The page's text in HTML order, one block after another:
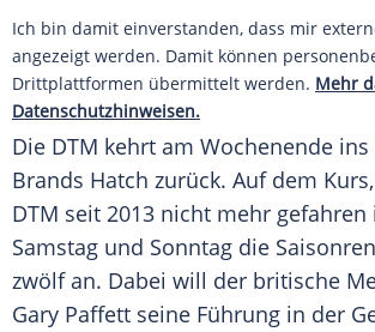
Ich bin damit einverstanden, dass mir
angezeigt werden. Damit können
Drittplattformen übermittelt werden. Mehr
Datenschutzhinweisen.
Die DTM kehrt am Wochenende
Brands Hatch zurück. Auf dem
DTM seit 2013 nicht mehr gefahren
Samstag und Sonntag die
zwölf an. Dabei will der britische
Gary Paffett seine Führung in der